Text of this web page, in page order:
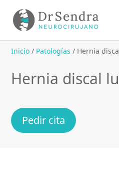
Inicio / Patologías / Hernia
Hernia discal
Pedir cita